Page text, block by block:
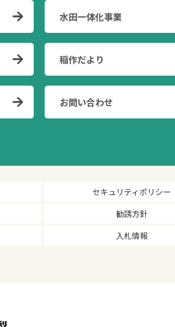
水田一体化事業
稲作だより
お問い合わせ
セキュリティポリシー
勧誘方針
入札情報